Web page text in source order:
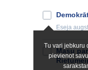
Tu vari jebkuru
pievienot
Eseja
Masu